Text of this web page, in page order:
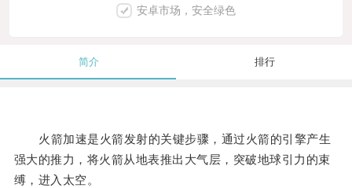
安卓市场，安全绿色
简介 排行
火箭加速是火箭发射的关键步骤，通过火箭的引擎产生
强大的推力，将火箭从地表推出大气层，突破地球引力的束
缚，进入太空。